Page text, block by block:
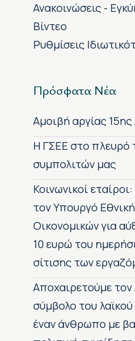
Ανακοινώσεις -
Βίντεο
Ρυθμίσεις
Πρόσφατα Νέα
Αμοιβή αργίας
H ΓΣΕΕ στο
συμπολιτών μας
Κοινωνικοί
τον Υπουργό
Οικονομικών για
10 ευρώ του
σίτισης των
Αποχαιρετούμε τον
σύμβολο του
έναν άνθρωπο με